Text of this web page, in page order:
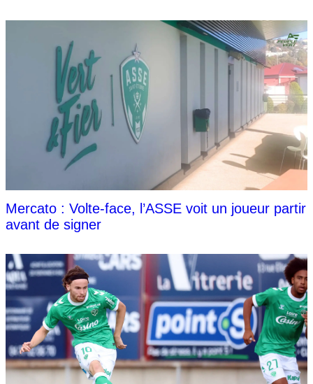
Mercato : Volte-face, l’ASSE voit un joueur partir
avant de signer